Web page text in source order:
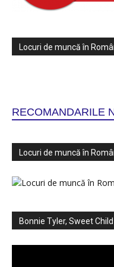
Locuri de muncă în
RECOMANDARILE
Locuri de muncă în
Bonnie Tyler, Sweet